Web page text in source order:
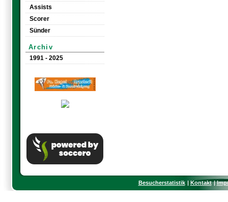
Assists
Scorer
Sünder
Archiv
1991 - 2025
Besucherstatistik Kontakt